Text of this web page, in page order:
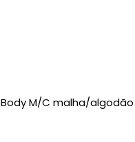
Body M/C malha/